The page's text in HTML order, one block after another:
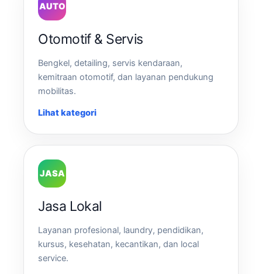
AUTO
Otomotif & Servis
Bengkel, detailing, servis kendaraan,
kemitraan otomotif, dan layanan pendukung
mobilitas.
Lihat kategori
JASA
Jasa Lokal
Layanan profesional, laundry, pendidikan,
kursus, kesehatan, kecantikan, dan local
service.